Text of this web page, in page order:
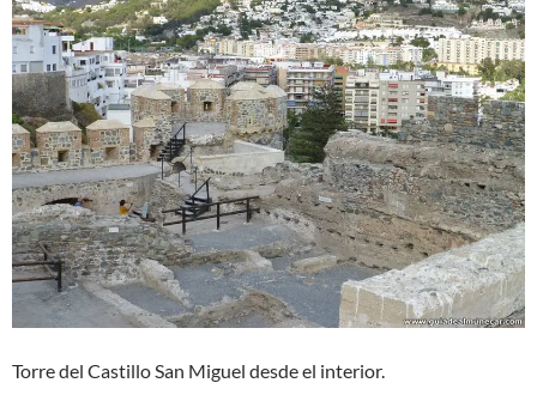
Torre del Castillo San Miguel desde el interior.